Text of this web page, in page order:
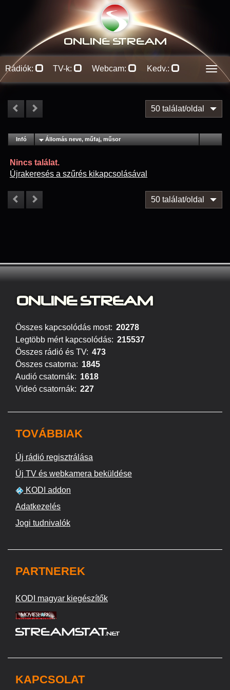
ONLINE STREAM
Rádiók: TV-k: Webcam: Kedv.:
50 találat/oldal
Infó Lejátszás
Állomás neve, műfaj, műsor
Nincs találat.
Újrakeresés a szűrés kikapcsolásával
50 találat/oldal
ONLINE STREAM
Összes kapcsolódás most: 20278
Legtöbb mért kapcsolódás: 215537
Összes rádió és TV: 473
Összes csatorna: 1845
Audió csatornák: 1618
Videó csatornák: 227
TOVÁBBIAK
Új rádió regisztrálása
Új TV és webkamera beküldése
KODI addon
Adatkezelés
Jogi tudnivalók
PARTNEREK
KODI magyar kiegészítők
KAPCSOLAT